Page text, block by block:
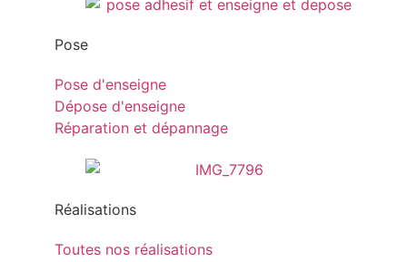
Pose
Pose d'enseigne
Dépose d'enseigne
Réparation et dépannage
Réalisations
Toutes nos réalisations